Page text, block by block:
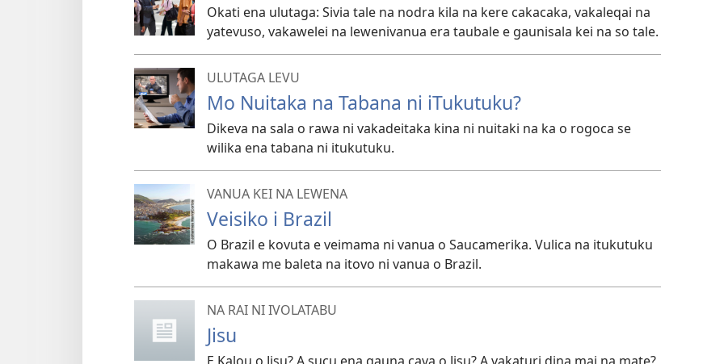
Okati ena ulutaga: Sivia tale na nodra kila na kere cakacaka, vakaleqai na
yatevuso, vakawelei na lewenivanua era taubale e gaunisala kei na so tale.
ULUTAGA LEVU
Mo Nuitaka na Tabana ni iTukutuku?
Dikeva na sala o rawa ni vakadeitaka kina ni nuitaki na ka o rogoca se
wilika ena tabana ni itukutuku.
VANUA KEI NA LEWENA
Veisiko i Brazil
O Brazil e kovuta e veimama ni vanua o Saucamerika. Vulica na itukutuku
makawa me baleta na itovo ni vanua o Brazil.
NA RAI NI IVOLATABU
Jisu